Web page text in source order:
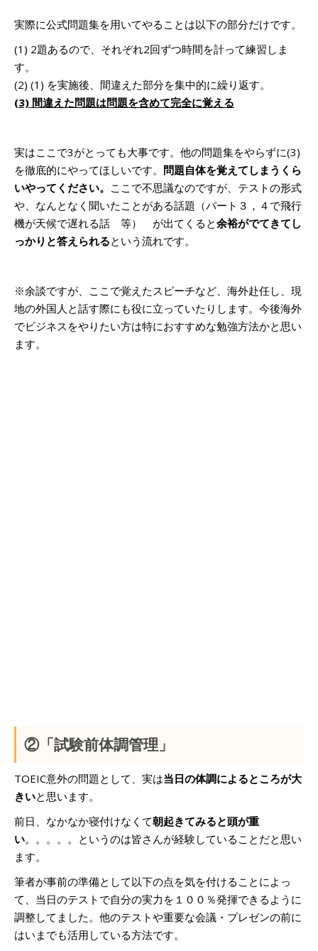
実際に公式問題集を用いてやることは以下の部分だけです。
(1) 2題あるので、それぞれ2回ずつ時間を計って練習しま
す。
(2) (1) を実施後、間違えた部分を集中的に繰り返す。
(3) 間違えた問題は問題を含めて完全に覚える
実はここで3がとっても大事です。他の問題集をやらずに(3)
を徹底的にやってほしいです。 問題自体を覚えてしまうくら
いやってください。 ここで不思議なのですが、テストの形式
や、なんとなく聞いたことがある話題（パート３，４で飛行
機が天候で遅れる話 等） が出てくると余裕がでてきてし
っかりと答えられるという流れです。
※余談ですが、ここで覚えたスピーチなど、海外赴任し、現
地の外国人と話す際にも役に立っていたりします。今後海外
でビジネスをやりたい方は特におすすめな勉強方法かと思い
ます。
②「試験前体調管理」
TOEIC意外の問題として、実は当日の体調によるところが大
きいと思います。
前日、なかなか寝付けなくて朝起きてみると頭が重
い。。。。。というのは皆さんが経験していることだと思い
ます。
筆者が事前の準備として以下の点を気を付けることによっ
て、当日のテストで自分の実力を１００％発揮できるように
調整してました。他のテストや重要な会議・プレゼンの前に
はいまでも活用している方法です。